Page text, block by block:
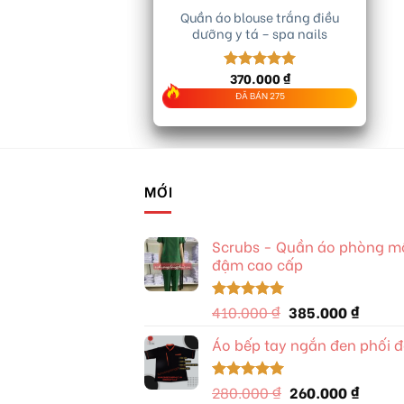
Quần áo blouse trắng điều
dưỡng y tá – spa nails
Được xếp
hạng5.00
5 sao
370.000₫
ĐÃ BÁN 275
MỚI
Scrubs - Quần áo phòng
đậm cao cấp
Được xếp
5 sao
410.000₫ Giá
là:
385.000₫Giá
tại
Áo bếp tay ngắn đen phối
Được xếp
280.000₫ Giá
260.000₫Giá